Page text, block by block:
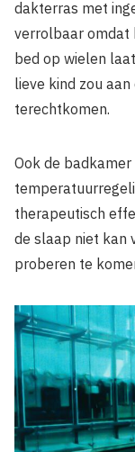
dakterras met
verrolbaar omdat
bed op wielen
lieve kind zou
terechtkomen.
Ook de
therapeutisch
de slaap niet kan
proberen te